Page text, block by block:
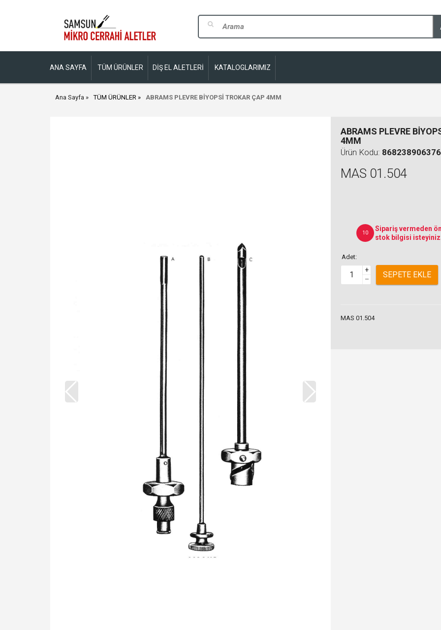
ANA SAYFA TÜM ÜRÜNLER DİŞ EL ALETLERİ KATALOGLARIMIZ
Ana Sayfa TÜM ÜRÜNLER ABRAMS PLEVRE BİYOPSİ TROKAR ÇAP 4MM
ABRAMS PLEVRE
4MM
Ürün Kodu:
MAS 01.504
10
Sipariş vermeden
stok bilgisi
Adet:
+
–
SEPETE EKLE
MAS 01.504